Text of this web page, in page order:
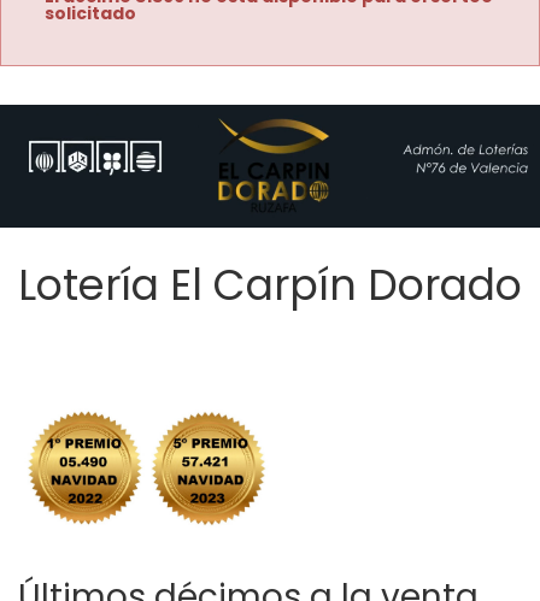
solicitado
Lotería El Carpín Dorado